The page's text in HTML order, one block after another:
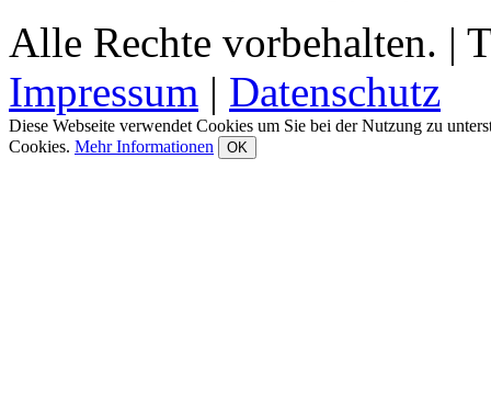
Alle Rechte vorbehalten. |
Impressum | Datenschutz
Diese Webseite verwendet Cookies um Sie bei der Nutzung zu
Cookies. Mehr Informationen OK